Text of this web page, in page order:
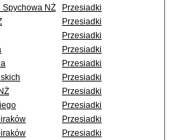
Spychowa NŻ
Przesiadki
Przesiadki
Przesiadki
Przesiadki
Przesiadki
Przesiadki
Przesiadki
Przesiadki
Przesiadki
Przesiadki